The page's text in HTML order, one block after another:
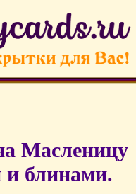
Масленицу
и блинами.